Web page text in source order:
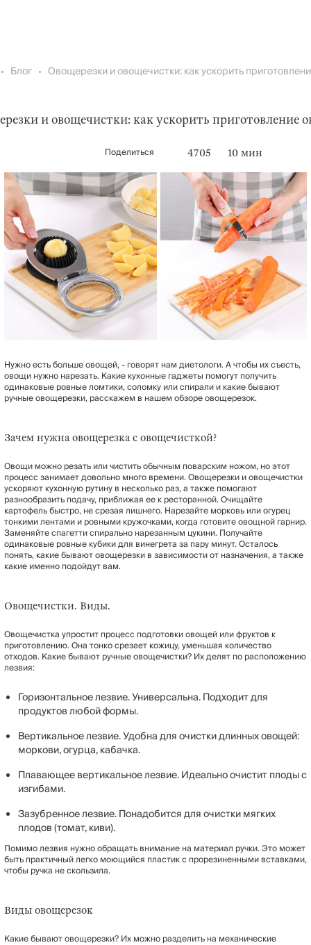
Блог Овощерезки и овощечистки: как ускорить
и овощечистки: как ускорить приготовление
Поделиться 4705 10 мин
Нужно есть больше овощей, - говорят нам диетологи. А чтобы их съесть,
овощи нужно нарезать. Какие кухонные гаджеты помогут получить
одинаковые ровные ломтики, соломку или спирали и какие бывают
ручные овощерезки, расскажем в нашем обзоре овощерезок.
Зачем нужна овощерезка с овощечисткой?
Овощи можно резать или чистить обычным поварским ножом, но этот
процесс занимает довольно много времени. Овощерезки и овощечистки
ускоряют кухонную рутину в несколько раз, а также помогают
разнообразить подачу, приближая ее к ресторанной. Очищайте
картофель быстро, не срезая лишнего. Нарезайте морковь или огурец
тонкими лентами и ровными кружочками, когда готовите овощной гарнир.
Заменяйте спагетти спирально нарезанным цукини. Получайте
одинаковые ровные кубики для винегрета за пару минут. Осталось
понять, какие бывают овощерезки в зависимости от назначения, а также
какие именно подойдут вам.
Овощечистки. Виды.
Овощечистка упростит процесс подготовки овощей или фруктов к
приготовлению. Она тонко срезает кожицу, уменьшая количество
отходов. Какие бывают ручные овощечистки? Их делят по расположению
лезвия:
Горизонтальное лезвие. Универсальна. Подходит для
продуктов любой формы.
Вертикальное лезвие. Удобна для очистки длинных овощей:
моркови, огурца, кабачка.
Плавающее вертикальное лезвие. Идеально очистит плоды с
изгибами.
Зазубренное лезвие. Понадобится для очистки мягких
плодов (томат, киви).
Помимо лезвия нужно обращать внимание на материал ручки. Это может
быть практичный легко моющийся пластик с прорезиненными вставками,
чтобы ручка не скользила.
Виды овощерезок
Какие бывают овощерезки? Их можно разделить на механические